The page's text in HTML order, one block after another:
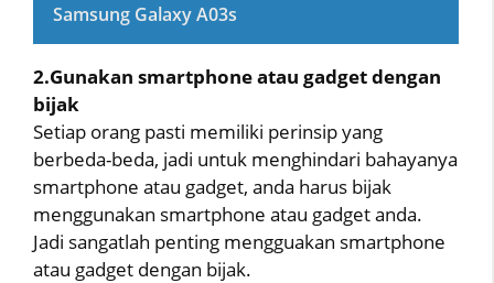
Samsung Galaxy A03s
2.Gunakan smartphone atau gadget dengan
bijak
Setiap orang pasti memiliki perinsip yang
berbeda-beda, jadi untuk menghindari bahayanya
smartphone atau gadget, anda harus bijak
menggunakan smartphone atau gadget anda.
Jadi sangatlah penting mengguakan smartphone
atau gadget dengan bijak.